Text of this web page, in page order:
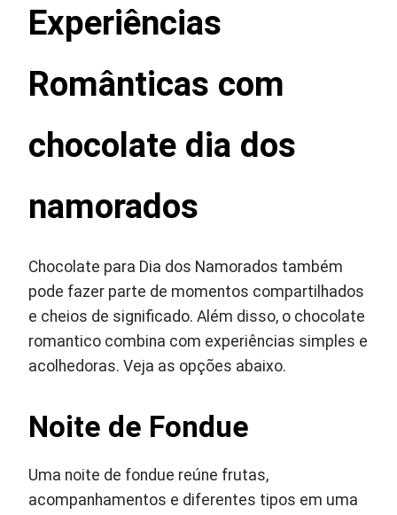
Experiências
Românticas com
chocolate dia dos
namorados
Chocolate para Dia dos Namorados também
pode fazer parte de momentos compartilhados
e cheios de significado. Além disso, o chocolate
romantico combina com experiências simples e
acolhedoras. Veja as opções abaixo.
Noite de Fondue
Uma noite de fondue reúne frutas,
acompanhamentos e diferentes tipos em uma